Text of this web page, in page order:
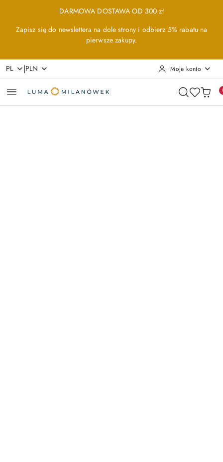
Przejdź do treści głównej
Przejdź do wyszukiwarki
Przejdź do moje konto
Przejdź do menu głównego
Przejdź do opisu produktu
Przejdź do stopkiDARMOWA DOSTAWA OD 300 zł
Zapisz się do newslettera na dole strony i odbierz 5% rabatu na
pierwsze zakupy.
PL |PLN Moje konto